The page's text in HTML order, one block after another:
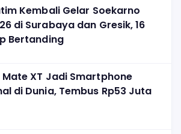
Kembali Gelar Soekarno
di Surabaya dan Gresik, 16
Bertanding
Mate XT Jadi Smartphone
di Dunia, Tembus Rp53 Juta